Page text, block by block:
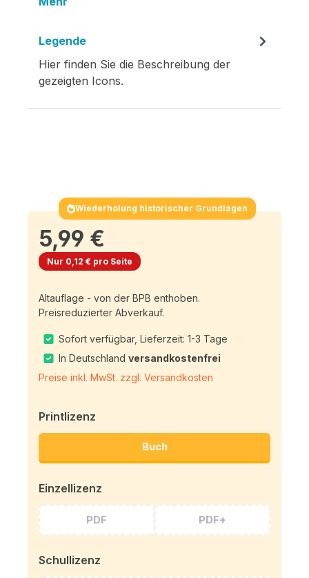
Legende
Hier finden Sie die Beschreibung der
gezeigten Icons.
Wiederholung historischer Grundlagen
5,99 €
Nur 0,12 € pro Seite
Altauflage - von der BPB enthoben.
Preisreduzierter Abverkauf.
Sofort verfügbar, Lieferzeit: 1-3 Tage
In Deutschlandversandkostenfrei
Preise inkl. MwSt. zzgl. Versandkosten
Printlizenz
Buch
Einzellizenz
PDF PDF+
Schullizenz